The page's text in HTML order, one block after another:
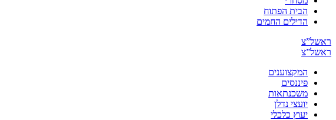
הבית הפתוח
הדילים החמים
ראשל”צ
ראשל”צ
המקצוענים
פיננסים
משכנתאות
יועצי נדלן
יעוץ כלכלי